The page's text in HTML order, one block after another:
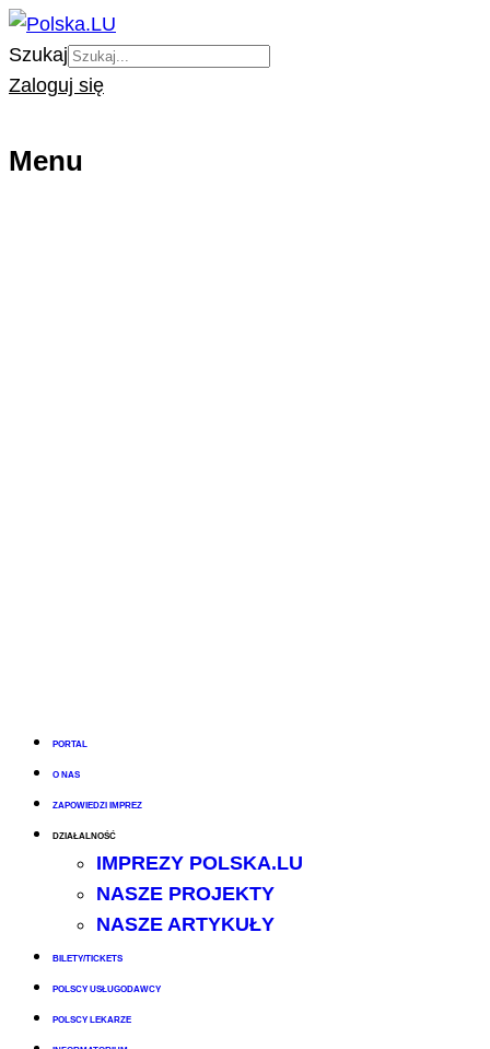
Szukaj
Zaloguj się
Menu
PORTAL
O NAS
ZAPOWIEDZI IMPREZ
DZIAŁALNOŚĆ
IMPREZY POLSKA.LU
NASZE PROJEKTY
NASZE ARTYKUŁY
BILETY/TICKETS
POLSCY USŁUGODAWCY
POLSCY LEKARZE